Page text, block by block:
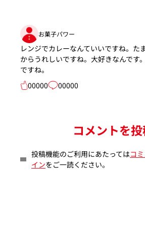
お菓子パワー
レンジでカレーなんていいですね。た
からうれしいですね。大好きなんです
ですね。
00000
00000
コメントを
投稿機能のご利用にあたってはコ
インをご一読ください。